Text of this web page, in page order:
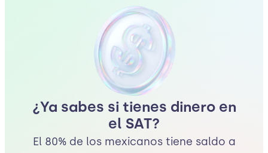
¿Ya sabes si tienes dinero en
el SAT?
El 80% de los mexicanos tiene saldo a